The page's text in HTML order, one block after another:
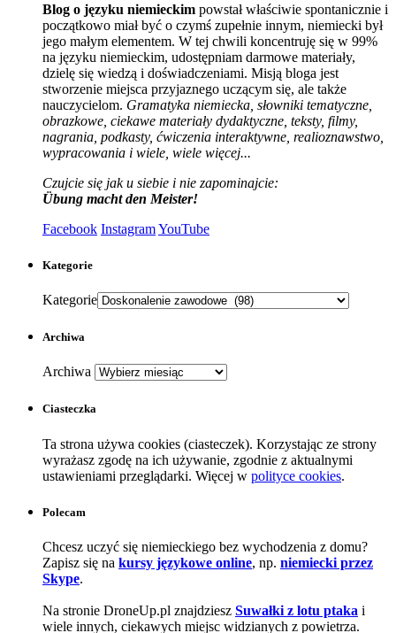
Blog o języku niemieckim powstał właściwie spontanicznie i
początkowo miał być o czymś zupełnie innym, niemiecki był
jego małym elementem. W tej chwili koncentruję się w 99%
na języku niemieckim, udostępniam darmowe materiały,
dzielę się wiedzą i doświadczeniami. Misją bloga jest
stworzenie miejsca przyjaznego uczącym się, ale także
nauczycielom. Gramatyka niemiecka, słowniki tematyczne,
obrazkowe, ciekawe materiały dydaktyczne, teksty, filmy,
nagrania, podkasty, ćwiczenia interaktywne, realioznawstwo,
wypracowania i wiele, wiele więcej...
Czujcie się jak u siebie i nie zapominajcie:
Übung macht den Meister!
Facebook InstagramYouTube
Kategorie
Kategorie
Archiwa
Archiwa
Ciasteczka
Ta strona używa cookies (ciasteczek). Korzystając ze strony
wyrażasz zgodę na ich używanie, zgodnie z aktualnymi
ustawieniami przeglądarki. Więcej w polityce cookies.
Polecam
Chcesz uczyć się niemieckiego bez wychodzenia z domu?
Zapisz się na kursy językowe online, np. niemiecki przez
Skype.
Na stronie DroneUp.pl znajdziesz Suwałki z lotu ptaka i
wiele innych, ciekawych miejsc widzianych z powietrza.